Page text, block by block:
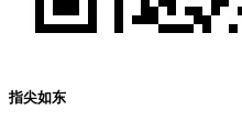
指尖如东